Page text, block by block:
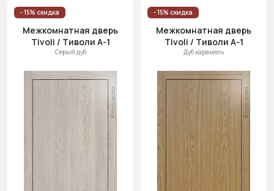
- 15% скидка
Межкомнатная дверь
Tivoli / Тиволи А-1
Серый дуб
- 15% скидка
Межкомнатная дверь
Tivoli / Тиволи А-1
Дуб карамель